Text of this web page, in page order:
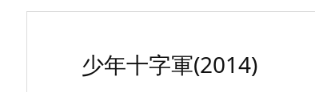
少年十字軍(2014)